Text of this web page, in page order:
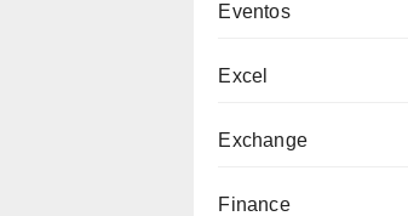
Eventos
Excel
Exchange
Finance